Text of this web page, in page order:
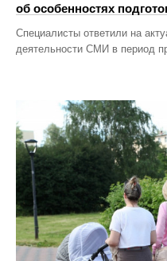
об особенностях
Специалисты ответили на
деятельности СМИ в период